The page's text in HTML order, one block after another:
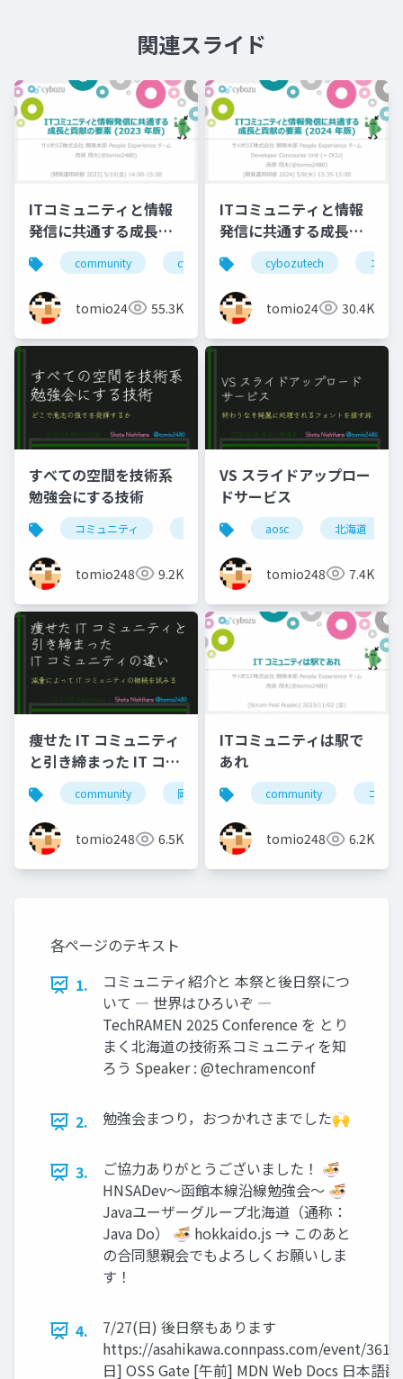
関連スライド
ITコミュニティと情報
発信に共通する成長と
貢献の要素(2023年版)
community cybozutech コミュニティ
tomio2480 55.3K
ITコミュニティと情報
発信に共通する成長と
貢献の要素(2024年版)
cybozutech コミ
tomio2480 30.4K
すべての空間を技術系
勉強会にする技術
コミュニティ 北海道 東京
tomio2480 9.2K
VS スライドアップロー
ドサービス
aosc 北海道
tomio2480 7.4K
痩せた IT コミュニティ
と引き締まった IT コミ
ュニティの違い
community 岡山 北海道 旭川
tomio2480 6.5K
ITコミュニティは駅で
あれ
community コミ
tomio2480 6.2K
各ページのテキスト
1.
コミュニティ紹介と 本祭と後日祭につ
いて ― 世界はひろいぞ ―
TechRAMEN 2025 Conference を とり
まく北海道の技術系コミュニティを知
ろう Speaker : @techramenconf
2. 勉強会まつり，おつかれさまでした🙌
3.
ご協力ありがとうございました！ 🍜
HNSADev～函館本線沿線勉強会～ 🍜
Javaユーザーグループ北海道（通称：
Java Do） 🍜 hokkaido.js → このあと
の合同懇親会でもよろしくお願いしま
す！
4.
7/27(日) 後日祭もあります
https://asahikawa.connpass.com/event/
日] OSS Gate [午前] MDN Web Docs 日本語